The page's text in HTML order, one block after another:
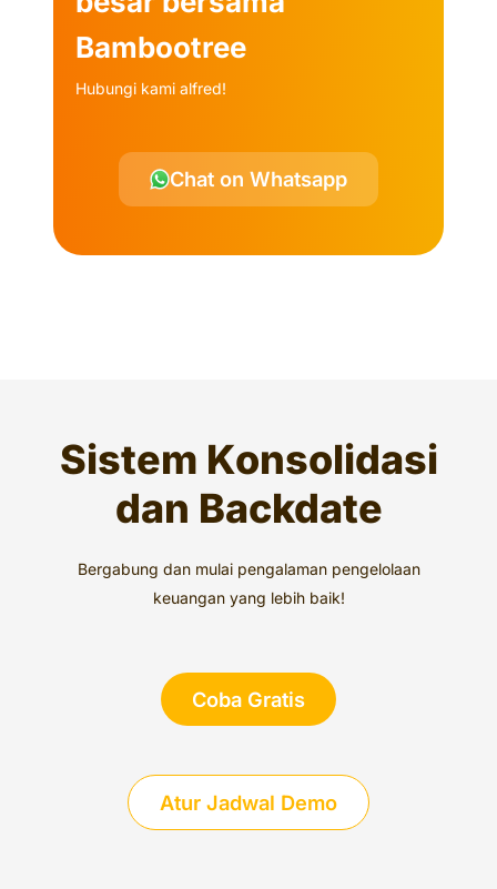
Bambootree
Hubungi kami alfred!
Chat on Whatsapp
Sistem Konsolidasi
dan Backdate
Bergabung dan mulai pengalaman pengelolaan
keuangan yang lebih baik!
Coba Gratis
Atur Jadwal Demo